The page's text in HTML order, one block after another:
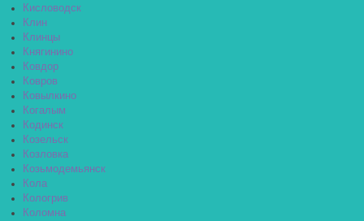
Кисловодск
Клин
Клинцы
Княгинино
Ковдор
Ковров
Ковылкино
Когалым
Кодинск
Козельск
Козловка
Козьмодемьянск
Кола
Кологрив
Коломна